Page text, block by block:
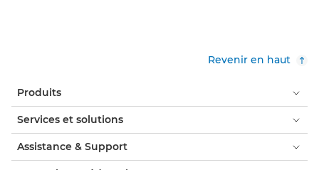
Revenir en haut
Produits
Services et solutions
Assistance & Support